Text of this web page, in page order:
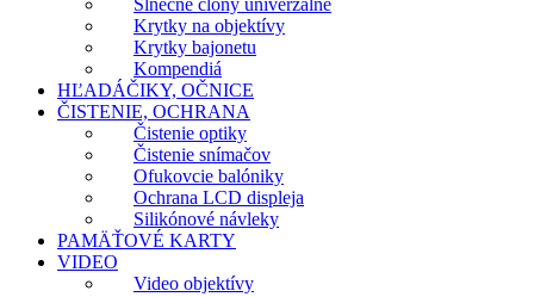
Slnečné clony univerzálne
Krytky na objektívy
Krytky bajonetu
Kompendiá
HĽADÁČIKY, OČNICE
ČISTENIE, OCHRANA
Čistenie optiky
Čistenie snímačov
Ofukovcie balóniky
Ochrana LCD displeja
Silikónové návleky
PAMÄŤOVÉ KARTY
VIDEO
Video objektívy